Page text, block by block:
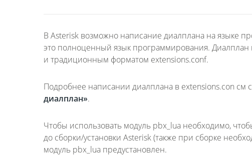
В Asterisk возможно написание диалплана на языке
это полноценный язык программирования.
и традиционным форматом extensions.conf.
Подробнее написании диалплана в extensions.con см
диалплан».
Чтобы использовать модуль pbx_lua необходимо,
до сборки/установки Asterisk (также при сборке
модуль pbx_lua предустановлен.